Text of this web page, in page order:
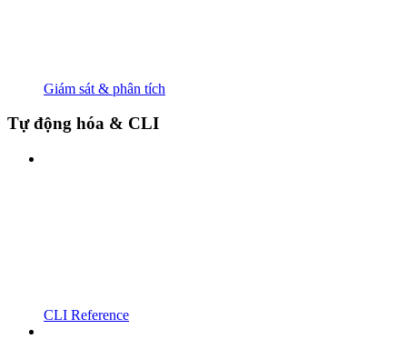
Giám sát & phân tích
Tự động hóa & CLI
CLI Reference